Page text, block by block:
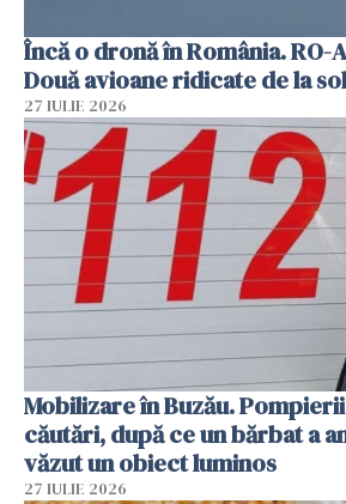
Încă o dronă în România. RO-
Două avioane ridicate de la sol
27 IULIE 2026
Mobilizare în Buzău.
căutări, după ce un bărbat a
văzut un obiect luminos
27 IULIE 2026